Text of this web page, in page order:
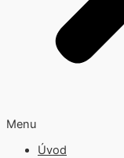
Menu
Úvod